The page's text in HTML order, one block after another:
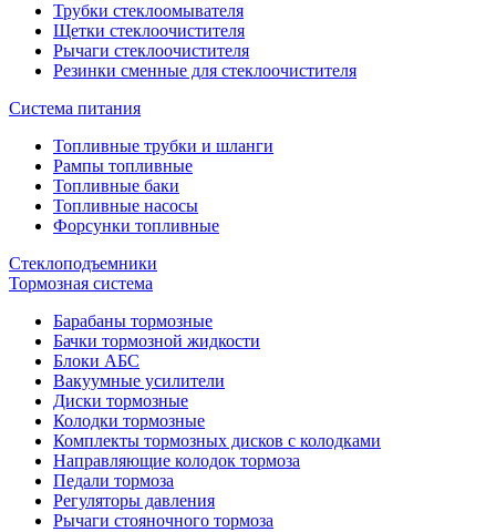
Трубки стеклоомывателя
Щетки стеклоочистителя
Рычаги стеклоочистителя
Резинки сменные для стеклоочистителя
Система питания
Топливные трубки и шланги
Рампы топливные
Топливные баки
Топливные насосы
Форсунки топливные
Стеклоподъемники
Тормозная система
Барабаны тормозные
Бачки тормозной жидкости
Блоки АБС
Вакуумные усилители
Диски тормозные
Колодки тормозные
Комплекты тормозных дисков с колодками
Направляющие колодок тормоза
Педали тормоза
Регуляторы давления
Рычаги стояночного тормоза